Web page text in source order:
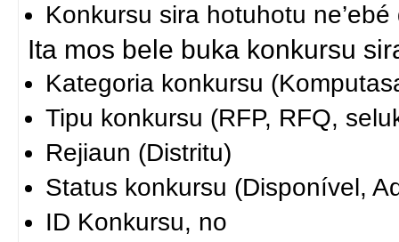
Konkursu sira hotuhotu
Ita mos bele buka konkursu
Kategoria konkursu
Tipu konkursu (RFP, RFQ,
Rejiaun (Distritu)
Status konkursu (Disponível,
ID Konkursu, no